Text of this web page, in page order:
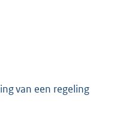
van een regeling